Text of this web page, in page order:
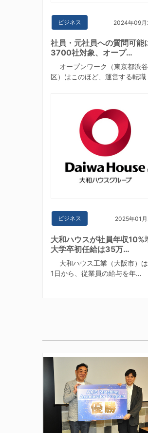
ビジネス 2024年09月
社員・元社員への質問可
3700社対象、オープ…
オープンワーク（東京都渋谷
区）はこのほど、運営する転
ビジネス 2025年01
大和ハウスが社員年収
大学卒初任給は35万…
大和ハウス工業（大阪市）
1日から、従業員の給与を年…